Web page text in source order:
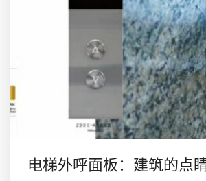
电梯外呼面板：建筑的点